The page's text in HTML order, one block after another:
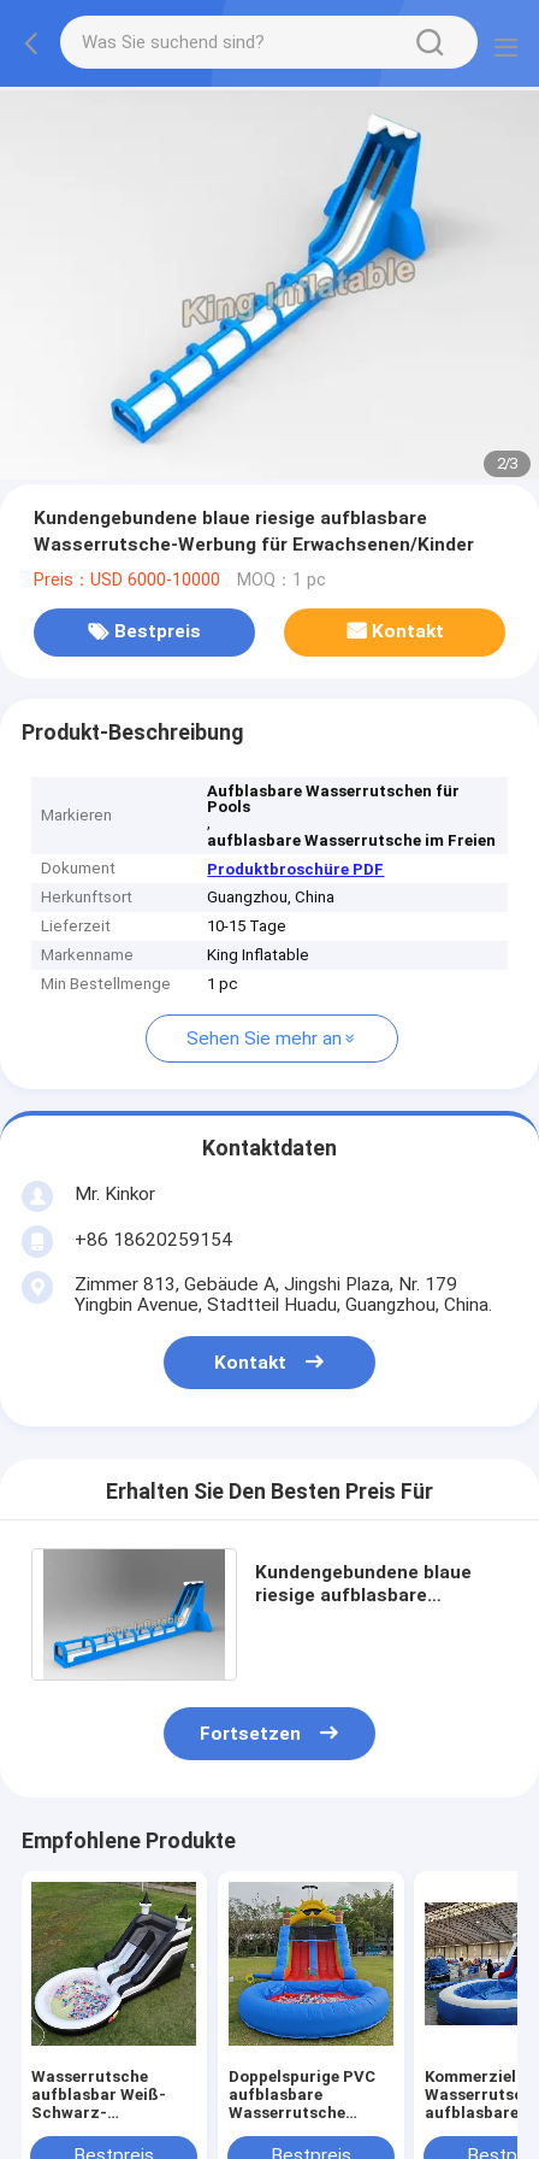
2/3
Kundengebundene blaue riesige aufblasbare
Wasserrutsche-Werbung für Erwachsenen/Kinder
Preis：USD 6000-10000 MOQ：1 pc
Bestpreis Kontakt
Produkt-Beschreibung
Markieren
Aufblasbare Wasserrutschen für
Pools
,
aufblasbare Wasserrutsche im Freien
Dokument
Produktbroschüre PDF
Herkunftsort
Guangzhou, China
Lieferzeit
10-15 Tage
Markenname
King Inflatable
Min Bestellmenge
1 pc
Sehen Sie mehr an
Kontaktdaten
Mr. Kinkor
+86 18620259154
Zimmer 813, Gebäude A, Jingshi Plaza, Nr. 179
Yingbin Avenue, Stadtteil Huadu, Guangzhou, China.
Kontakt
Erhalten Sie Den Besten Preis Für
Kundengebundene blaue
riesige aufblasbare
Fortsetzen
Empfohlene Produkte
Wasserrutsche
aufblasbar Weiß-
Schwarz-
Kinderrutsche mit
Doppelspurige PVC
aufblasbare
Wasserrutsche
Pool Hindernis
Kommerzielle
aufblasbare
Nasse